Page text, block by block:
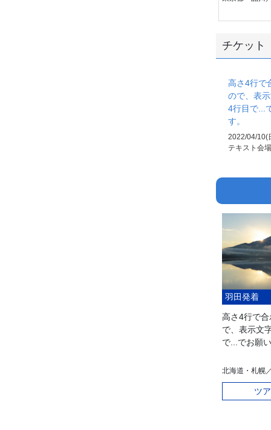
チケット
高さ4行で
ので、表
4行目で...
す。
2022/04/10(
テキスト会場
羽田発着
高さ4行で
で、表示文
で...でお願
北海道・札幌
ツ